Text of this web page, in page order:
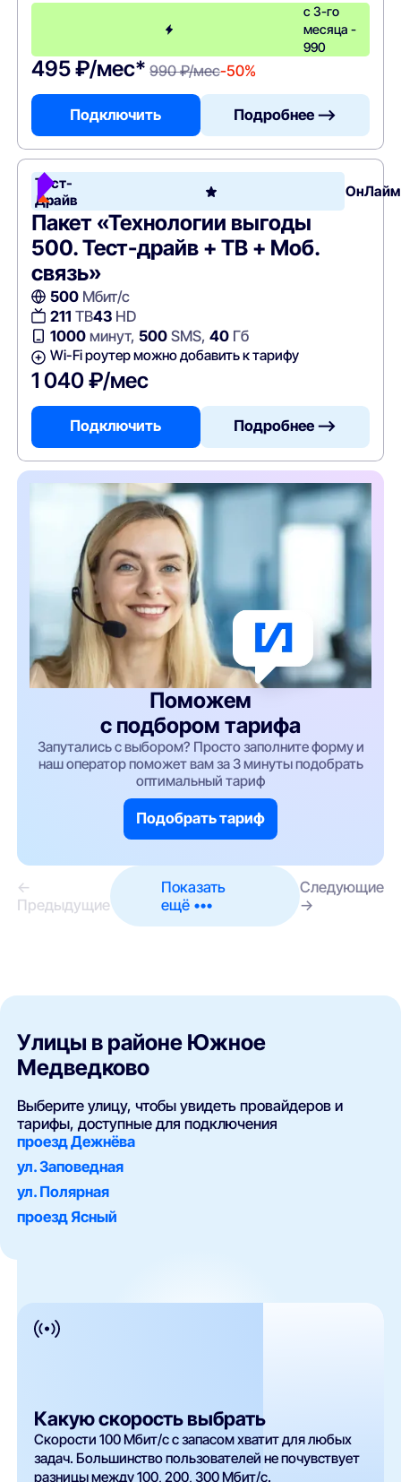
с 3-го
месяца -
990
495 ₽/мес* 990 ₽/мес-50%
Подключить Подробнее —>
Тест-
Драйв
ОнЛайм
Пакет «Технологии выгоды
500. Тест-драйв + ТВ + Моб.
связь»
500Мбит/с
211 ТВ43HD
1000минут, 500SMS, 40Гб
Wi-Fi роутер можно добавить к тарифу
1 040 ₽/мес
Подключить Подробнее —>
Поможем
с подбором тарифа
Запутались с выбором? Просто заполните форму и
наш оператор поможет вам за 3 минуты подобрать
оптимальный тариф
Подобрать тариф
←
Предыдущие
Показать
ещё •••
Следующие
→
Улицы в районе Южное
Медведково
Выберите улицу, чтобы увидеть провайдеров и
тарифы, доступные для подключения
проезд Дежнёва
ул. Заповедная
ул. Полярная
проезд Ясный
Какую скорость выбрать
Скорости 100 Мбит/с с запасом хватит для любых
задач. Большинство пользователей не почувствует
разницы между 100, 200, 300 Мбит/с.